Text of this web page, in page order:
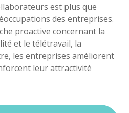
est plus que
des entreprises.
proactive concernant la
et le télétravail, la
les entreprises améliorent
leur attractivité